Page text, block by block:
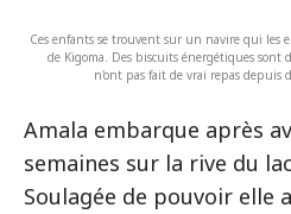
Ces enfants se trouvent sur un navire qui les
de Kigoma. Des biscuits énergétiques
n'ont pas fait de vrai repas depuis
Amala embarque après
semaines sur la rive du
Soulagée de pouvoir elle